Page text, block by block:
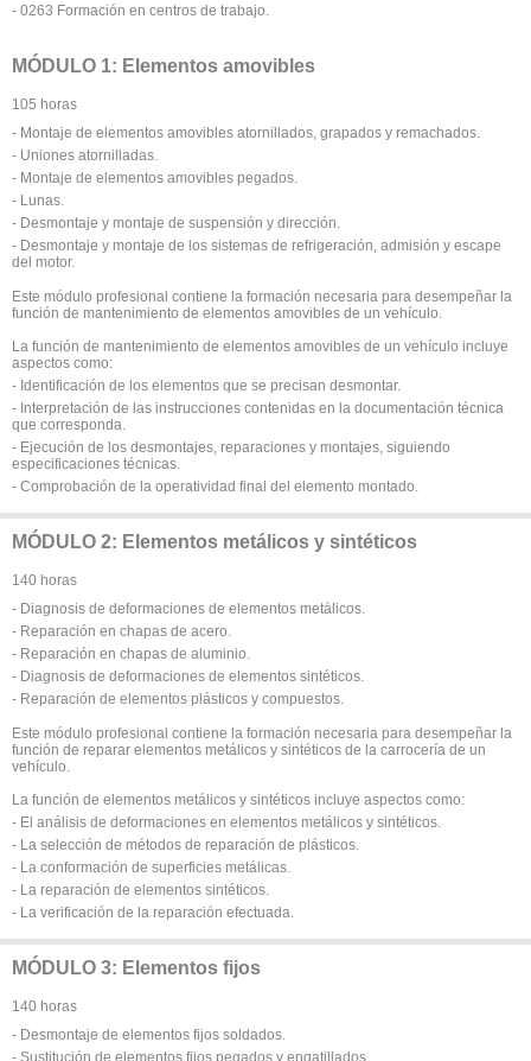
- 0263 Formación en centros de trabajo.
MÓDULO 1: Elementos amovibles
105 horas
- Montaje de elementos amovibles atornillados, grapados y remachados.
- Uniones atornilladas.
- Montaje de elementos amovibles pegados.
- Lunas.
- Desmontaje y montaje de suspensión y dirección.
- Desmontaje y montaje de los sistemas de refrigeración, admisión y escape
del motor.
Este módulo profesional contiene la formación necesaria para desempeñar la
función de mantenimiento de elementos amovibles de un vehículo.
La función de mantenimiento de elementos amovibles de un vehículo incluye
aspectos como:
- Identificación de los elementos que se precisan desmontar.
- Interpretación de las instrucciones contenidas en la documentación técnica
que corresponda.
- Ejecución de los desmontajes, reparaciones y montajes, siguiendo
especificaciones técnicas.
- Comprobación de la operatividad final del elemento montado.
MÓDULO 2: Elementos metálicos y sintéticos
140 horas
- Diagnosis de deformaciones de elementos metálicos.
- Reparación en chapas de acero.
- Reparación en chapas de aluminio.
- Diagnosis de deformaciones de elementos sintéticos.
- Reparación de elementos plásticos y compuestos.
Este módulo profesional contiene la formación necesaria para desempeñar la
función de reparar elementos metálicos y sintéticos de la carrocería de un
vehículo.
La función de elementos metálicos y sintéticos incluye aspectos como:
- El análisis de deformaciones en elementos metálicos y sintéticos.
- La selección de métodos de reparación de plásticos.
- La conformación de superficies metálicas.
- La reparación de elementos sintéticos.
- La verificación de la reparación efectuada.
MÓDULO 3: Elementos fijos
140 horas
- Desmontaje de elementos fijos soldados.
- Sustitución de elementos fijos pegados y engatillados.